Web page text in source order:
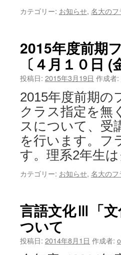
カテゴリー: お知らせ, 名大の
2015年度前期
〔４月１０日
投稿日: 2015年3月19日 作成者:
2015年度前期の
クラス指定を無
スについて、受
を行います。フ
す。理系2年生
カテゴリー: お知らせ, 名大の
言語文化Ⅲ「文
ついて
投稿日: 2014年8月1日 作成者: